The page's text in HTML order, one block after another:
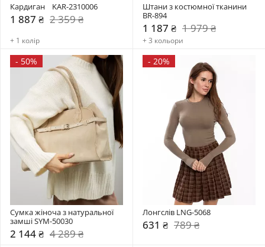
Кардиган    KAR-2310006
1 887 ₴ 2 359 ₴
+ 1 колір
Штани з костюмної тканини
BR-894
1 187 ₴ 1 979 ₴
+ 3 кольори
- 50%
Сумка жіноча з натуральної
замші SYM-50030
2 144 ₴ 4 289 ₴
- 20%
Лонгслів LNG-5068
631 ₴ 789 ₴